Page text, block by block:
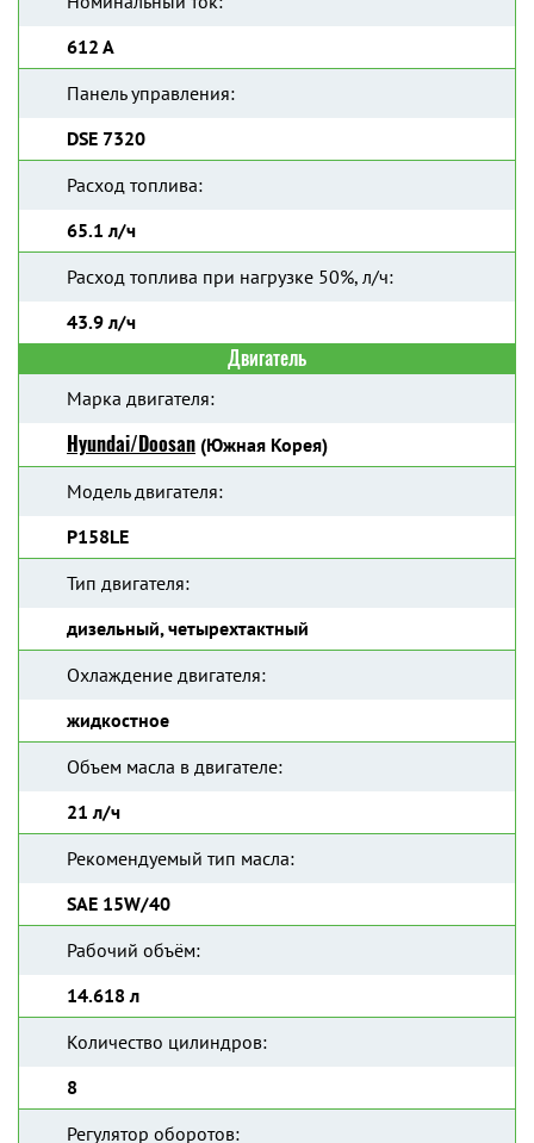
612 А
Панель управления:
DSE 7320
Расход топлива:
65.1 л/ч
Расход топлива при нагрузке 50%, л/ч:
43.9 л/ч
Двигатель
Марка двигателя:
Hyundai/Doosan (Южная Корея)
Модель двигателя:
P158LE
Тип двигателя:
дизельный, четырехтактный
Охлаждение двигателя:
жидкостное
Объем масла в двигателе:
21 л/ч
Рекомендуемый тип масла:
SAE 15W/40
Рабочий объём:
14.618 л
Количество цилиндров:
8
Регулятор оборотов: